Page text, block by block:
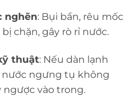
nghẽn: Bụi bẩn, rêu mốc
chặn, gây rò rỉ nước.
thuật: Nếu dàn lạnh
nước ngưng tụ không
ngược vào trong.